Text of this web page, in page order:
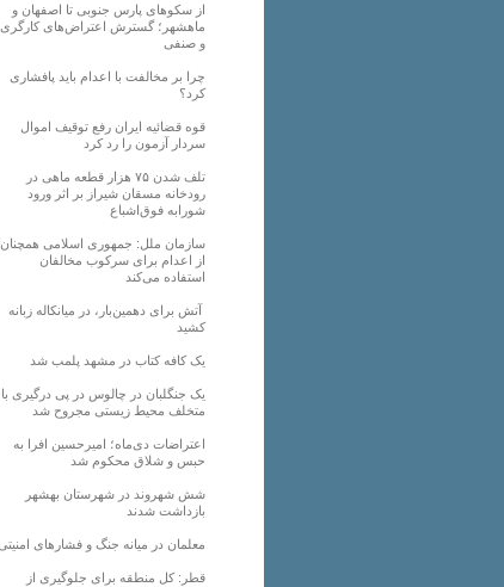
از سکوهای پارس جنوبی تا اصفهان و
ماهشهر؛ گسترش اعتراض‌های کارگری
و صنفی
چرا بر مخالفت با اعدام باید پافشاری
کرد؟
قوه قضائیه ایران رفع توقیف اموال
سردار آزمون را رد کرد
تلف شدن ۷۵ هزار قطعه ماهی در
رودخانه مسقان شیراز بر اثر ورود
شورابه فوق‌اشباع
سازمان ملل: جمهوری اسلامی همچنان
از اعدام برای سرکوب مخالفان
استفاده می‌کند
آتش برای دهمین‌بار، در میانکاله زبانه
کشید
یک کافه کتاب در مشهد پلمب شد
یک جنگلبان در چالوس در پی درگیری با
متخلف محیط زیستی مجروح شد
اعتراضات دی‌ماه؛ امیرحسین افرا به
حبس و شلاق محکوم شد
شش شهروند در شهرستان بهشهر
بازداشت شدند
معلمان در میانه جنگ و فشارهای امنیتی
قطر: کل منطقه برای جلوگیری از